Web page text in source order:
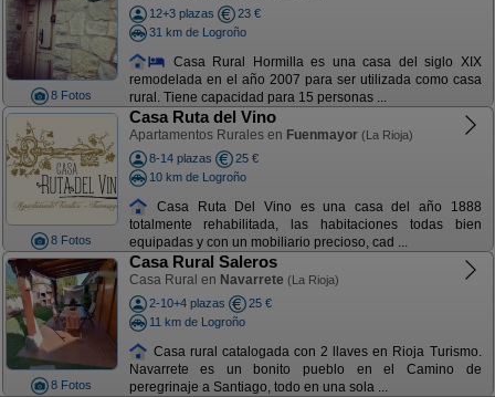
8 Fotos
12+3 plazas
23 €
31 km de Logroño
Casa Rural Hormilla es una casa del siglo XIX
remodelada en el año 2007 para ser utilizada como casa
rural. Tiene capacidad para 15 personas ...
8 Fotos
Casa Ruta del Vino
Apartamentos Rurales en Fuenmayor (La Rioja)
8-14 plazas
25 €
10 km de Logroño
Casa Ruta Del Vino es una casa del año 1888
totalmente rehabilitada, las habitaciones todas bien
equipadas y con un mobiliario precioso, cad ...
8 Fotos
Casa Rural Saleros
Casa Rural en Navarrete (La Rioja)
2-10+4 plazas
25 €
11 km de Logroño
Casa rural catalogada con 2 llaves en Rioja Turismo.
Navarrete es un bonito pueblo en el Camino de
peregrinaje a Santiago, todo en una sola ...